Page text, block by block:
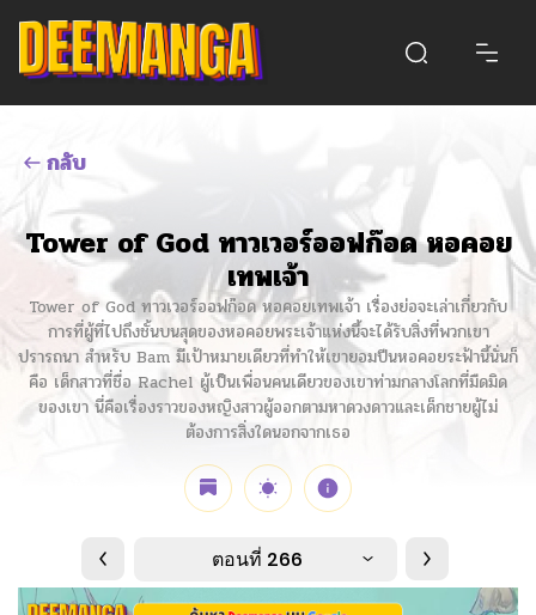
กลับ
Tower of God ทาวเวอร์ออฟก๊อด หอคอย
เทพเจ้า
Tower of God ทาวเวอร์ออฟก๊อด หอคอยเทพเจ้า เรื่องย่อจะเล่าเกี่ยวกับ
การที่ผู้ที่ไปถึงชั้นบนสุดของหอคอยพระเจ้าแห่งนี้จะได้รับสิ่งที่พวกเขา
ปรารถนา สำหรับ Bam มีเป้าหมายเดียวที่ทำให้เขายอมปีนหอคอยระฟ้านี้นั่นก็
คือ เด็กสาวที่ชื่อ Rachel ผู้เป็นเพื่อนคนเดียวของเขาท่ามกลางโลกที่มืดมิด
ของเขา นี่คือเรื่องราวของหญิงสาวผู้ออกตามหาดวงดาวและเด็กชายผู้ไม่
ต้องการสิ่งใดนอกจากเธอ
ตอนที่ 266